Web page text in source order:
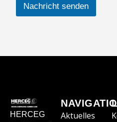
Nachricht senden
HERCEG
Aktuelles